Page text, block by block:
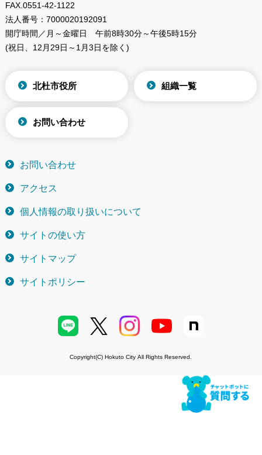
FAX. 0551-42-1122
法人番号： 7000020192091
開庁時間／月～金曜日
午前8時30分～午後5時15分
(祝日、12月29日～1月3日を除く)
北杜市役所 組織一覧
お問い合わせ
お問い合わせ
アクセス
個人情報の取り扱いについて
サイトの使い方
サイトマップ
サイトポリシー
Copyright(C) Hokuto City All Rights Reserved.